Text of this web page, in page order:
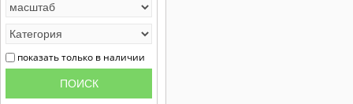
показать только в наличии